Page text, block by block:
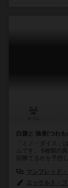
白旗と 強者(つわ
「ミノ・ダイス」
ムです。 6種類の
回勝てるかを予想
マンフレッド
エッケルト・